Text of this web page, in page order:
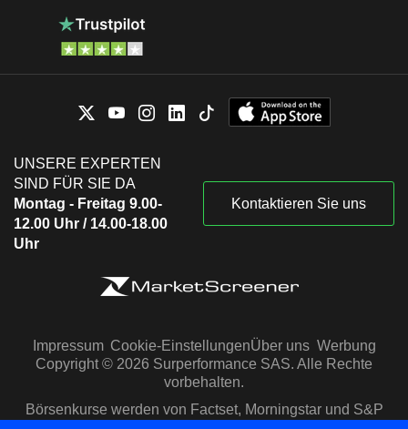
UNSERE EXPERTEN
SIND FÜR SIE DA
Montag - Freitag 9.00-
12.00 Uhr / 14.00-18.00
Uhr
Kontaktieren Sie uns
Impressum Cookie-EinstellungenÜber uns Werbung
Copyright © 2026 Surperformance SAS. Alle Rechte
vorbehalten.
Börsenkurse werden von Factset, Morningstar und S&P